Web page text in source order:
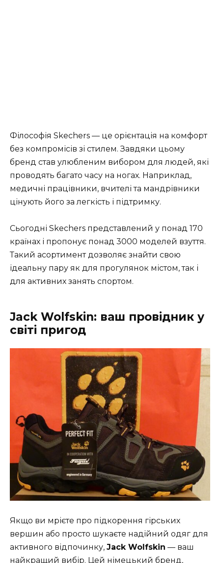
Філософія Skechers — це орієнтація на комфорт
без компромісів зі стилем. Завдяки цьому
бренд став улюбленим вибором для людей, які
проводять багато часу на ногах. Наприклад,
медичні працівники, вчителі та мандрівники
цінують його за легкість і підтримку.
Сьогодні Skechers представлений у понад 170
країнах і пропонує понад 3000 моделей взуття.
Такий асортимент дозволяє знайти свою
ідеальну пару як для прогулянок містом, так і
для активних занять спортом.
Jack Wolfskin: ваш провідник у
світі пригод
Якщо ви мрієте про підкорення гірських
вершин або просто шукаєте надійний одяг для
активного відпочинку, Jack Wolfskin — ваш
найкращий вибір. Цей німецький бренд,